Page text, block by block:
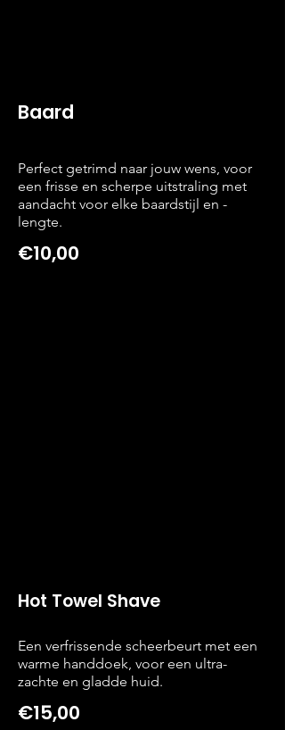
Baard
Perfect getrimd naar jouw wens, voor
een frisse en scherpe uitstraling met
aandacht voor elke baardstijl en -
lengte.
€10,00
Hot Towel Shave
Een verfrissende scheerbeurt met een
warme handdoek, voor een ultra-
zachte en gladde huid.
€15,00